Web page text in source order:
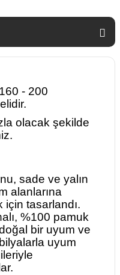
- 200
olacak şekilde
sade ve yalın
alanlarına
tasarlandı.
%100 pamuk
bir uyum ve
uyum